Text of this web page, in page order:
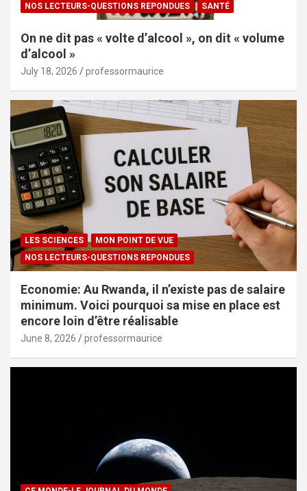
NOS LECTEURS-QUESTIONS REPONDUES
SANTÉ
On ne dit pas « volte d’alcool », on dit « volume
d’alcool »
July 18, 2026 professormaurice
LES SCIENCES
MON POINT DE VUE
NOS LECTEURS-QUESTIONS REPONDUES
Economie: Au Rwanda, il n’existe pas de salaire
minimum. Voici pourquoi sa mise en place est
encore loin d’être réalisable
June 8, 2026 professormaurice